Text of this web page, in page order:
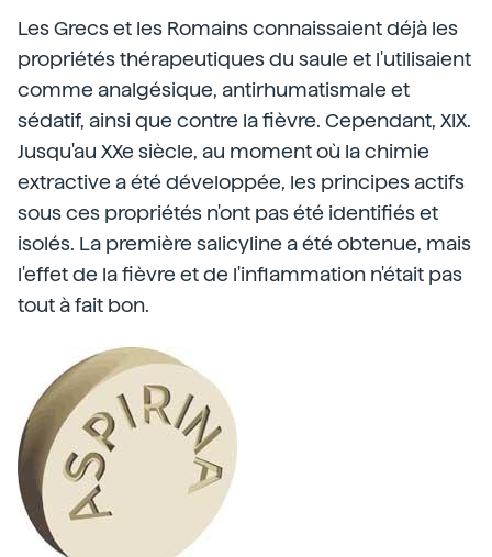
Les Grecs et les Romains connaissaient déjà les
propriétés thérapeutiques du saule et l'utilisaient
comme analgésique, antirhumatismale et
sédatif, ainsi que contre la fièvre. Cependant, XIX.
Jusqu'au XXe siècle, au moment où la chimie
extractive a été développée, les principes actifs
sous ces propriétés n'ont pas été identifiés et
isolés. La première salicyline a été obtenue, mais
l'effet de la fièvre et de l'inflammation n'était pas
tout à fait bon.